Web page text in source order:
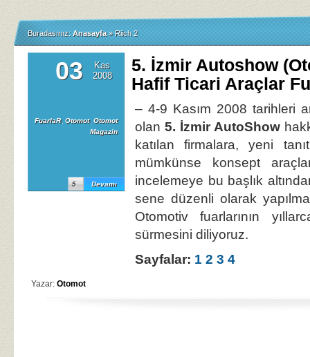
Buradasınız: Anasayfa » Riich 2
03
Kas
2008
FuarlaR, Otomot, Otomot
Magazin
Devamı
5
5. İzmir Autoshow
Hafif Ticari Araçlar
– 4-9 Kasım 2008 tarihleri
olan 5. İzmir AutoShow
katılan firmalara, yeni
mümkünse konsept
incelemeye bu başlık
sene düzenli olarak
Otomotiv fuarlarının
sürmesini diliyoruz.
Sayfalar: 1 2 3 4
Yazar: Otomot